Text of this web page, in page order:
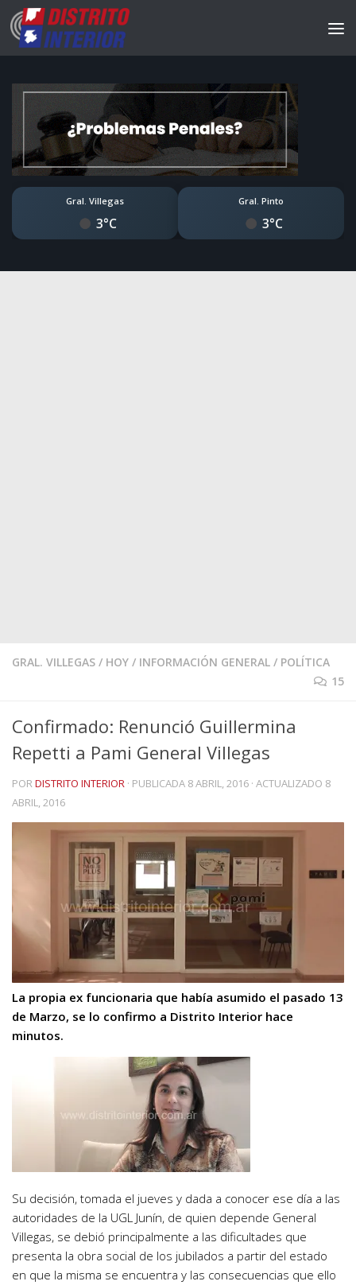
Gral. Villegas
3°C
Gral. Pinto
3°C
GRAL. VILLEGAS / HOY / INFORMACIÓN GENERAL / POLÍTICA
15
Confirmado: Renunció Guillermina
Repetti a Pami General Villegas
PORDISTRITO INTERIOR · PUBLICADA 8 ABRIL, 2016 · ACTUALIZADO 8
ABRIL, 2016
La propia ex funcionaria que había asumido el pasado 13
de Marzo, se lo confirmo a Distrito Interior hace
minutos.
Su decisión, tomada el jueves y dada a conocer ese día a las
autoridades de la UGL Junín, de quien depende General
Villegas, se debió principalmente a las dificultades que
presenta la obra social de los jubilados a partir del estado
en que la misma se encuentra y las consecuencias que ello